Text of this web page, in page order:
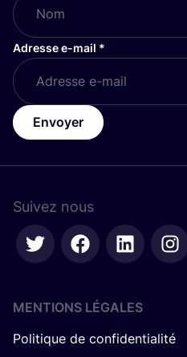
Adresse e-mail *
Envoyer
Suivez nous
MENTIONS LÉGALES
Politique de confidentialité